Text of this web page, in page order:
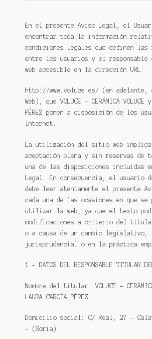
En el presente Aviso Legal, el
encontrar toda la información
condiciones legales que definen las
entre los usuarios y el responsable
web accesible en la dirección URL:
http://www.voluce.es/ (en
Web), que VOLUCE – CERÁMICA VOLUCE y
PÉREZ ponen a disposición de los
Internet.
La utilización del sitio web
aceptación plena y sin reservas de
una de las disposiciones incluidas
Legal. En consecuencia, el usuario
debe leer atentamente el presente
cada una de las ocasiones en que se
utilizar la web, ya que el texto
modificaciones a criterio del titular
o a causa de un cambio legislativo,
jurisprudencial o en la práctica
1.- DATOS DEL RESPONSABLE TITULAR
Nombre del titular: VOLUCE –
LAURA GARCÍA PÉREZ
Domicilio social: C/ Real, 27 –
– (Soria)